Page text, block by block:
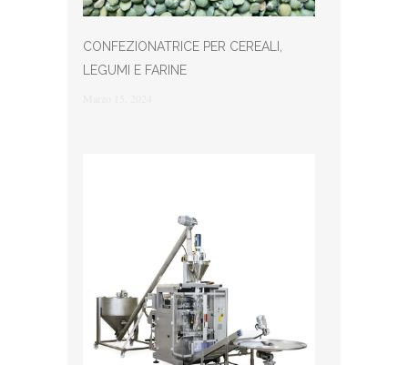
CONFEZIONATRICE PER CEREALI,
LEGUMI E FARINE